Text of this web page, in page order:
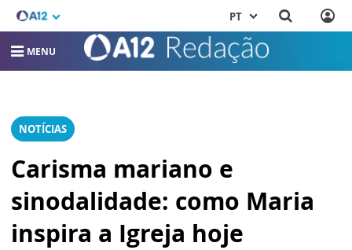
PT
MENU
NOTÍCIAS
Carisma mariano e
sinodalidade: como Maria
inspira a Igreja hoje